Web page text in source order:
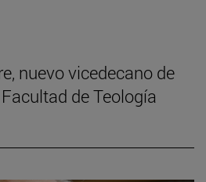
nuevo vicedecano de
de Teología